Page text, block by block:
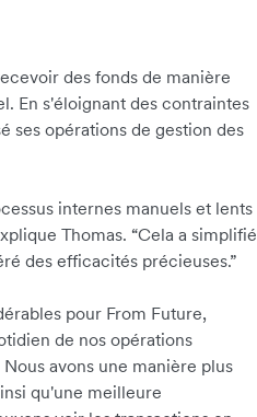
des fonds de manière
En s'éloignant des contraintes
ses opérations de gestion des
internes manuels et lents
Thomas. “Cela a simplifié
des efficacités précieuses.”
pour From Future,
de nos opérations
avons une manière plus
qu'une meilleure